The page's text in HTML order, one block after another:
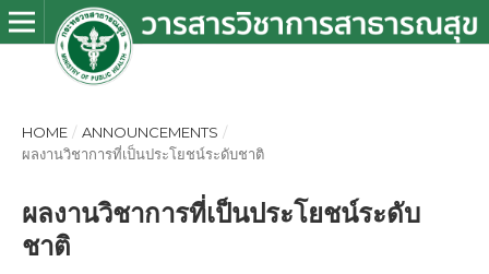
HOME / ANNOUNCEMENTS /
ผลงานวิชาการที่เป็นประโยชน์ระดับชาติ
ผลงานวิชาการที่เป็นประโยชน์ระดับ
ชาติ